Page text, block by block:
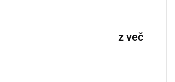
Ljutomer v letu 2025 z več